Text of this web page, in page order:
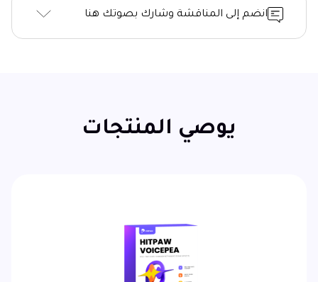
انضم إلى المناقشة وشارك بصوتك هنا
يوصي المنتجات